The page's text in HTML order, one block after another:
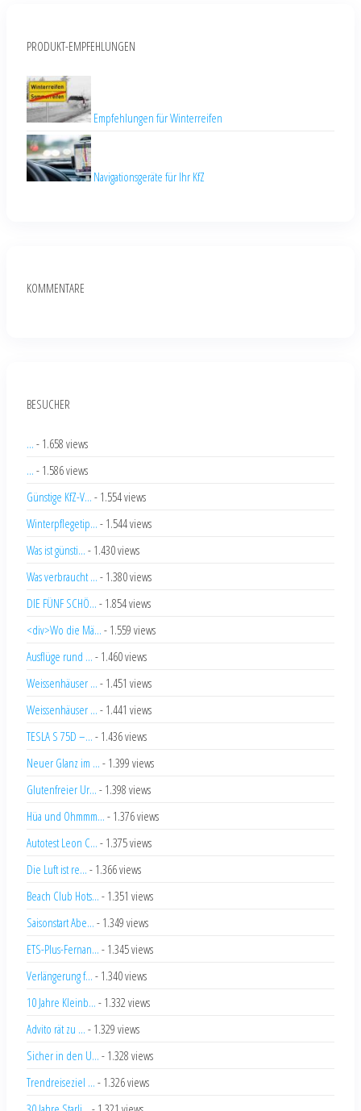
PRODUKT-EMPFEHLUNGEN
Empfehlungen für Winterreifen
Navigationsgeräte für Ihr KfZ
KOMMENTARE
BESUCHER
... - 1.658 views
... - 1.586 views
Günstige KfZ-V... - 1.554 views
Winterpflegetip... - 1.544 views
Was ist günsti... - 1.430 views
Was verbraucht ... - 1.380 views
DIE FÜNF SCHÖ... - 1.854 views
<div>Wo die Mä... - 1.559 views
Ausflüge rund ... - 1.460 views
Weissenhäuser ... - 1.451 views
Weissenhäuser ... - 1.441 views
TESLA S 75D –... - 1.436 views
Neuer Glanz im ... - 1.399 views
Glutenfreier Ur... - 1.398 views
Hüa und Ohmmm... - 1.376 views
Autotest Leon C... - 1.375 views
Die Luft ist re... - 1.366 views
Beach Club Hots... - 1.351 views
Saisonstart Abe... - 1.349 views
ETS-Plus-Fernan... - 1.345 views
Verlängerung f... - 1.340 views
10 Jahre Kleinb... - 1.332 views
Advito rät zu ... - 1.329 views
Sicher in den U... - 1.328 views
Trendreiseziel ... - 1.326 views